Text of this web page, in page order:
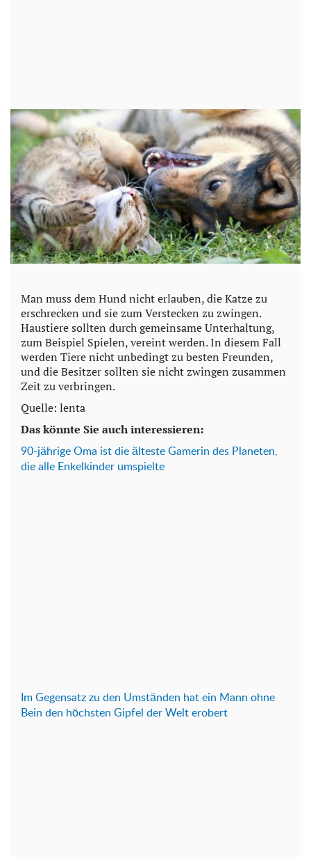
Man muss dem Hund nicht erlauben, die Katze zu
erschrecken und sie zum Verstecken zu zwingen.
Haustiere sollten durch gemeinsame Unterhaltung,
zum Beispiel Spielen, vereint werden. In diesem Fall
werden Tiere nicht unbedingt zu besten Freunden,
und die Besitzer sollten sie nicht zwingen zusammen
Zeit zu verbringen.
Quelle: lenta
Das könnte Sie auch interessieren:
90-jährige Oma ist die älteste Gamerin des Planeten,
die alle Enkelkinder umspielte
Im Gegensatz zu den Umständen hat ein Mann ohne
Bein den höchsten Gipfel der Welt erobert